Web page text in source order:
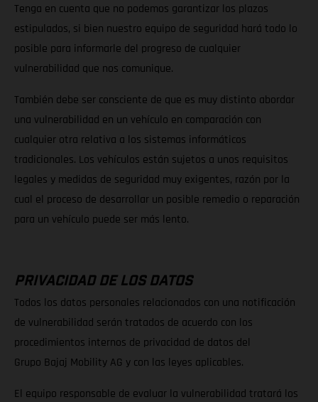
Tenga en cuenta que no podemos garantizar los plazos
estipulados, si bien nuestro equipo de seguridad hará todo lo
posible para informarle del progreso de cualquier
vulnerabilidad que nos comunique.
También debe ser consciente de que es muy distinto abordar
una vulnerabilidad en un vehículo en comparación con
cualquier otra relativa a los sistemas informáticos
tradicionales. Los vehículos están sujetos a unos requisitos
legales y medidas de seguridad muy exigentes, razón por la
cual el proceso de desarrollar un posible remedio o reparación
para un vehículo puede ser más lento.
PRIVACIDAD DE LOS DATOS
Todos los datos personales relacionados con una notificación
de vulnerabilidad serán tratados de acuerdo con los
procedimientos internos de privacidad de datos del
Grupo Bajaj Mobility AG y con las leyes aplicables.
El equipo responsable de evaluar la vulnerabilidad tratará los